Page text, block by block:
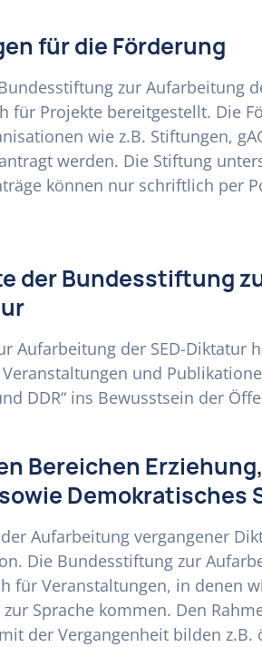
für die Förderung
zur Aufarbeitung
für Projekte bereitgestellt. Die
wie z.B. Stiftungen,
werden. Die Stiftung
können nur schriftlich per
der Bundesstiftung
Aufarbeitung der SED-Diktatur
und
DDR“ ins Bewusstsein der
Bereichen
Demokratisches
Aufarbeitung vergangener
Die Bundesstiftung zur
für Veranstaltungen, in denen
zur Sprache kommen. Den
der Vergangenheit bilden z.B.